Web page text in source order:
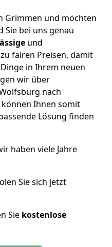
Grimmen und möchten
Sie bei uns genau
und
zu fairen Preisen, damit
in Ihrem neuen
wir über
nach
Ihnen somit
Lösung finden
haben viele Jahre
Sie sich jetzt
Sie kostenlose